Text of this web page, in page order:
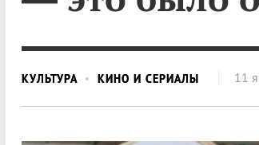
КУЛЬТУРА КИНО И СЕРИАЛЫ 11